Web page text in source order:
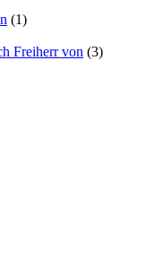
(1)
Freiherr von (3)